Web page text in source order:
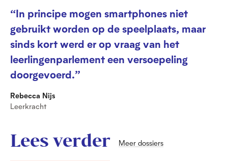
“In principe mogen smartphones niet
gebruikt worden op de speelplaats, maar
sinds kort werd er op vraag van het
leerlingenparlement een versoepeling
doorgevoerd.”
Rebecca Nijs
Leerkracht
Lees verder Meer dossiers